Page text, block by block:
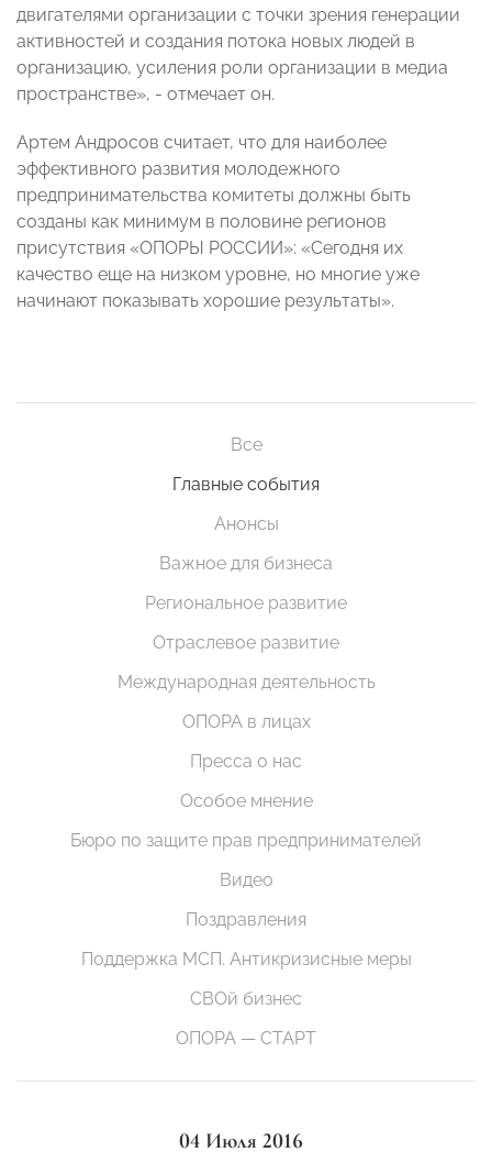
двигателями организации с точки зрения генерации
активностей и создания потока новых людей в
организацию, усиления роли организации в медиа
пространстве», - отмечает он.
Артем Андросов считает, что для наиболее
эффективного развития молодежного
предпринимательства комитеты должны быть
созданы как минимум в половине регионов
присутствия «ОПОРЫ РОССИИ»: «Сегодня их
качество еще на низком уровне, но многие уже
начинают показывать хорошие результаты».
Все
Главные события
Анонсы
Важное для бизнеса
Региональное развитие
Отраслевое развитие
Международная деятельность
ОПОРА в лицах
Пресса о нас
Особое мнение
Бюро по защите прав предпринимателей
Видео
Поздравления
Поддержка МСП. Антикризисные меры
СВОй бизнес
ОПОРА — СТАРТ
04 Июля 2016